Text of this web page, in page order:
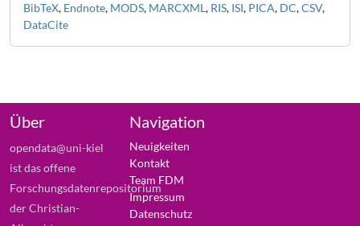
BibTeX, Endnote, MODS, MARCXML, RIS, ISI, PICA, DC,CSV,
DataCite
Über
opendata@uni-kiel
ist das offene
Forschungsdatenrepositorium
der Christian-
Navigation
Neuigkeiten
Kontakt
Team FDM
Impressum
Datenschutz